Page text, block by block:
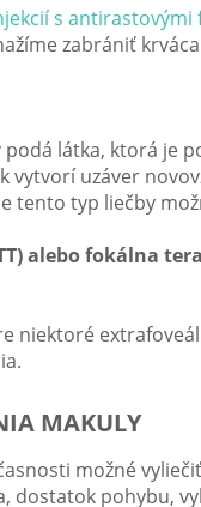
s antirastovými
zabrániť
látka, ktorá je
vytvorí uzáver
tento typ liečby
alebo fokálna
niektoré
MAKULY
možné
dostatok pohybu,